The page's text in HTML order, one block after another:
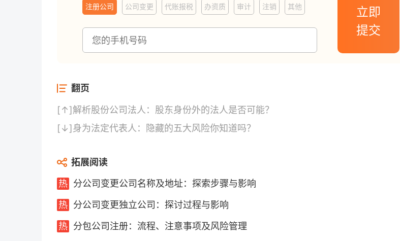
注册公司 公司变更 代账报税 办资质 审计 注销 其他
立即
提交
翻页
[↑]解析股份公司法人：股东身份外的法人是否可能？
[↓]身为法定代表人：隐藏的五大风险你知道吗？
拓展阅读
分公司变更公司名称及地址：探索步骤与影响
分公司变更独立公司：探讨过程与影响
分包公司注册：流程、注意事项及风险管理